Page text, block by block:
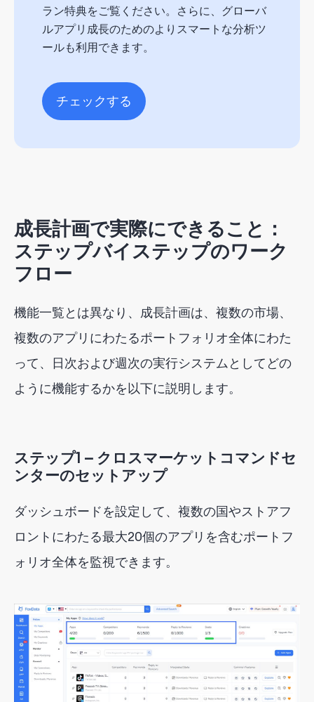
ラン特典をご覧ください。さらに、グローバ
ルアプリ成長のためのよりスマートな分析ツ
ールも利用できます。
チェックする
成長計画で実際にできること：
ステップバイステップのワーク
フロー
機能一覧とは異なり、成長計画は、複数の市場、
複数のアプリにわたるポートフォリオ全体にわた
って、日次および週次の実行システムとしてどの
ように機能するかを以下に説明します。
ステップ1 — クロスマーケットコマンドセ
ンターのセットアップ
ダッシュボードを設定して、複数の国やストアフ
ロントにわたる最大20個のアプリを含むポートフ
ォリオ全体を監視できます。